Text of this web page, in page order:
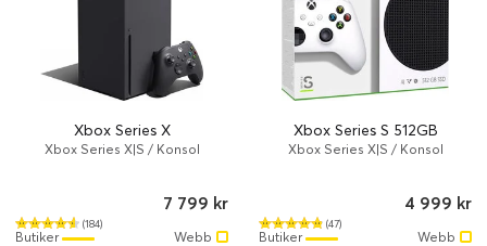
Xbox Series X
Xbox Series X|S / Konsol
(184)
7 799 kr
Webb
Butiker
Xbox Series S 512GB
Xbox Series X|S / Konsol
(47)
4 999 kr
Webb
Butiker